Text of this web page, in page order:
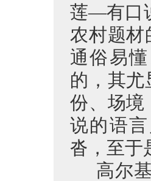
莲—有口
农村题材
通俗易
的，其
份、场境
说的语
沓，至于
高尔